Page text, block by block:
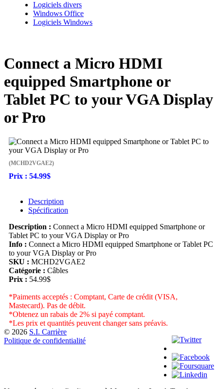
Logiciels divers
Windows Office
Logiciels Windows
Connect a Micro HDMI
equipped Smartphone or
Tablet PC to your VGA Display
or Pro
(MCHD2VGAE2)
Prix : 54.99$
Description
Spécification
Description : Connect a Micro HDMI equipped Smartphone or
Tablet PC to your VGA Display or Pro
Info : Connect a Micro HDMI equipped Smartphone or Tablet PC
to your VGA Display or Pro
SKU : MCHD2VGAE2
Catégorie : Câbles
Prix : 54.99$
*Paiments acceptés : Comptant, Carte de crédit (VISA,
Mastecard). Pas de débit.
*Obtenez un rabais de 2% si payé comptant.
*Les prix et quantités peuvent changer sans préavis.
© 2026 S.I. Carrière
Politique de confidentialité